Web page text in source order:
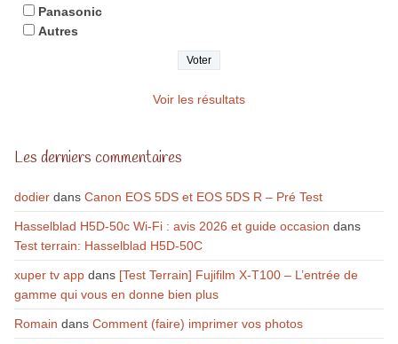
Panasonic
Autres
Voir les résultats
Les derniers commentaires
dodierdans Canon EOS 5DS et EOS 5DS R – Pré Test
Hasselblad H5D-50c Wi-Fi : avis 2026 et guide occasion dans
Test terrain: Hasselblad H5D-50C
xuper tv appdans [Test Terrain] Fujifilm X-T100 – L’entrée de
gamme qui vous en donne bien plus
Romain dans Comment (faire) imprimer vos photos